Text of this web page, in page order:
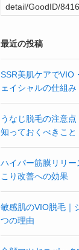
最近の投稿
SSR美肌ケアでVIO
ェイシャルの仕組み
うなじ脱毛の注意
知っておくべきこと
ハイパー筋膜リリ
こり改善への効果
敏感肌のVIO脱毛｜
つの理由